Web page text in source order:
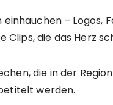
– Logos,
die das Herz
die in der
werden.